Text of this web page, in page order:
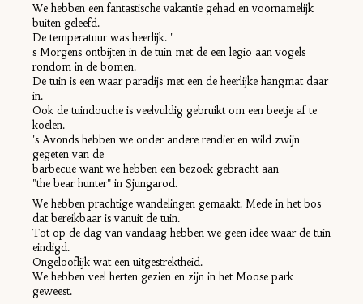
We hebben een fantastische vakantie gehad en voornamelijk
buiten geleefd.
De temperatuur was heerlijk. '
s Morgens ontbijten in de tuin met de een legio aan vogels
rondom in de bomen.
De tuin is een waar paradijs met een de heerlijke hangmat daar
in.
Ook de tuindouche is veelvuldig gebruikt om een beetje af te
koelen.
's Avonds hebben we onder andere rendier en wild zwijn
gegeten van de
barbecue want we hebben een bezoek gebracht aan
"the bear hunter" in Sjungarod.
We hebben prachtige wandelingen gemaakt. Mede in het bos
dat bereikbaar is vanuit de tuin.
Tot op de dag van vandaag hebben we geen idee waar de tuin
eindigd.
Ongelooflijk wat een uitgestrektheid.
We hebben veel herten gezien en zijn in het Moose park
geweest.